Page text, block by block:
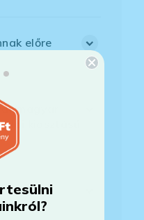
előre
magyar
kiosztású